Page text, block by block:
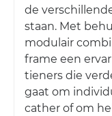
de
staan. Met
modulair
frame een
tieners die
gaat om
cather of om